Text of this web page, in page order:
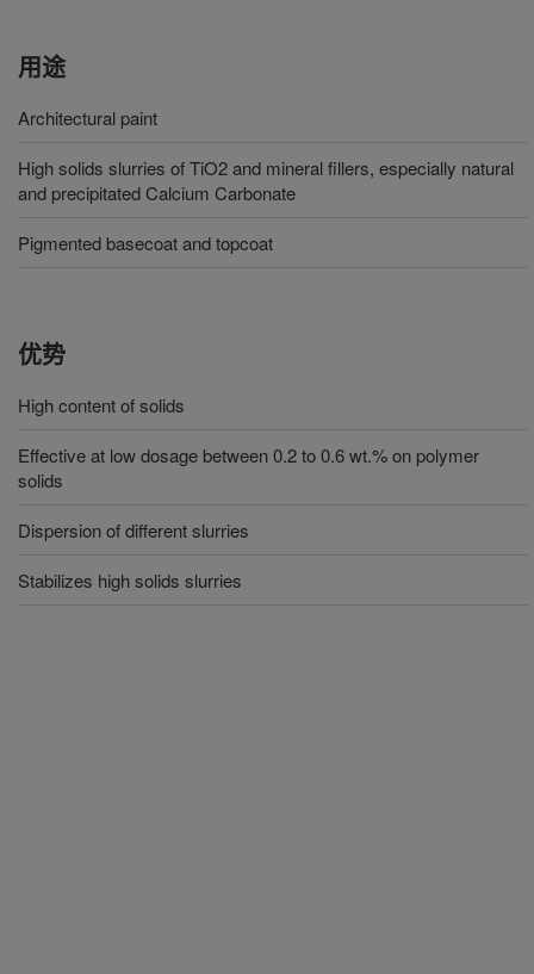
用途
Architectural paint
High solids slurries of TiO2 and mineral fillers, especially natural
and precipitated Calcium Carbonate
Pigmented basecoat and topcoat
优势
High content of solids
Effective at low dosage between 0.2 to 0.6 wt.% on polymer
solids
Dispersion of different slurries
Stabilizes high solids slurries